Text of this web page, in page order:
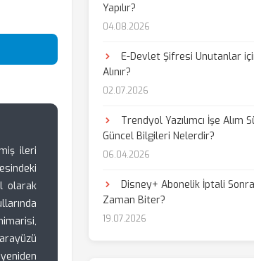
Paylaş
ileri
olarak
Yapılır?
04.08.2026
E-Devlet Şifresi Unutanlar
Alınır?
02.07.2026
Trendyol Yazılımcı İşe Alım
Güncel Bilgileri Nelerdir?
06.04.2026
Disney+ Abonelik İptali
Zaman Biter?
19.07.2026